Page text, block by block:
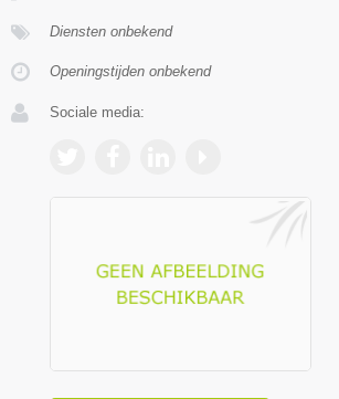
Diensten onbekend
Openingstijden onbekend
Sociale media: